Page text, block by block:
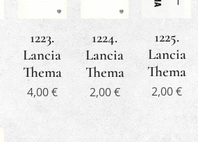
1223.
Lancia
Thema
4,00€
1224.
Lancia
Thema
2,00€
1225.
Lancia
Thema
2,00€